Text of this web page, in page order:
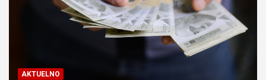
AKTUELNO